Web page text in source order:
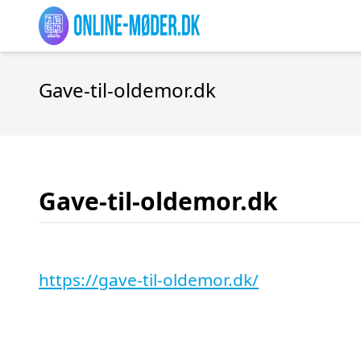
Gave-til-oldemor.dk
Gave-til-oldemor.dk
https://gave-til-oldemor.dk/